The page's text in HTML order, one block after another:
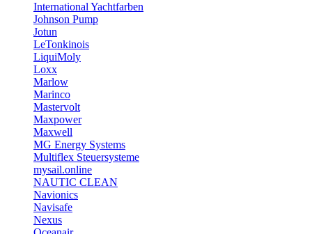
International Yachtfarben
Johnson Pump
Jotun
LeTonkinois
LiquiMoly
Loxx
Marlow
Marinco
Mastervolt
Maxpower
Maxwell
MG Energy Systems
Multiflex Steuersysteme
mysail.online
NAUTIC CLEAN
Navionics
Navisafe
Nexus